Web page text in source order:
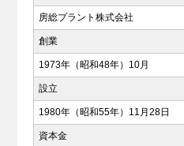
房総プラント株式会社
創業
1973年（昭和48年）10月
設立
1980年（昭和55年）11月28日
資本金